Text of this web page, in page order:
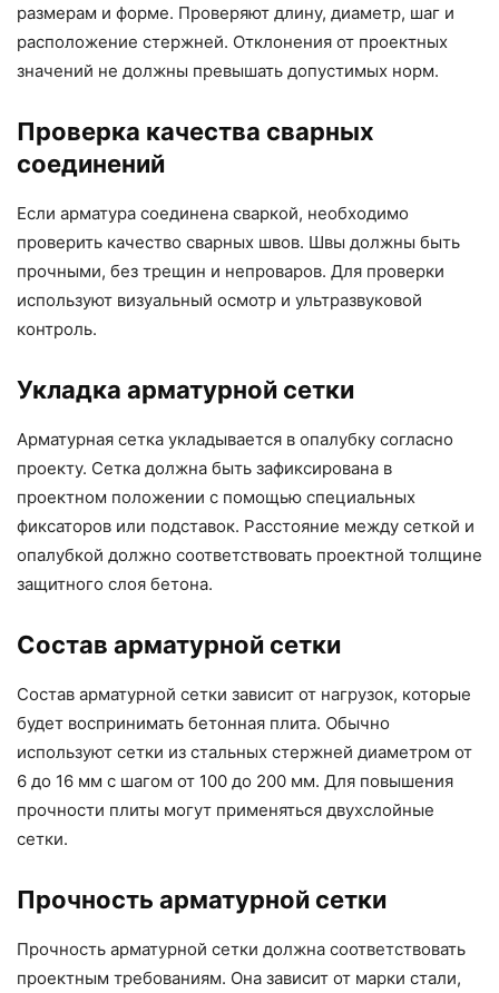
размерам и форме. Проверяют длину, диаметр, шаг и
расположение стержней. Отклонения от проектных
значений не должны превышать допустимых норм.
Проверка качества сварных
соединений
Если арматура соединена сваркой, необходимо
проверить качество сварных швов. Швы должны быть
прочными, без трещин и непроваров. Для проверки
используют визуальный осмотр и ультразвуковой
контроль.
Укладка арматурной сетки
Арматурная сетка укладывается в опалубку согласно
проекту. Сетка должна быть зафиксирована в
проектном положении с помощью специальных
фиксаторов или подставок. Расстояние между сеткой и
опалубкой должно соответствовать проектной толщине
защитного слоя бетона.
Состав арматурной сетки
Состав арматурной сетки зависит от нагрузок, которые
будет воспринимать бетонная плита. Обычно
используют сетки из стальных стержней диаметром от
6 до 16 мм с шагом от 100 до 200 мм. Для повышения
прочности плиты могут применяться двухслойные
сетки.
Прочность арматурной сетки
Прочность арматурной сетки должна соответствовать
проектным требованиям. Она зависит от марки стали,